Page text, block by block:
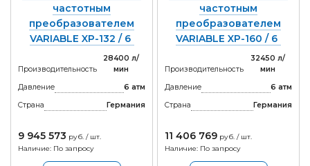
частотным
преобразователем
VARIABLE XP-132 / 6
Производительность
28400 л/
мин
Давление
6 атм
Страна
Германия
9 945 573 руб. / шт.
Наличие: По запросу
частотным
преобразователем
VARIABLE XP-160 / 6
Производительность
32450 л/
мин
Давление
6 атм
Страна
Германия
11 406 769 руб. / шт.
Наличие: По запросу